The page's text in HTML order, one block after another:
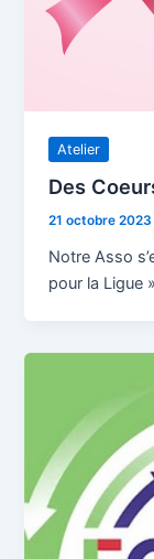
Atelier
Des
21 octobre 2023
Notre Asso
pour la Ligue »